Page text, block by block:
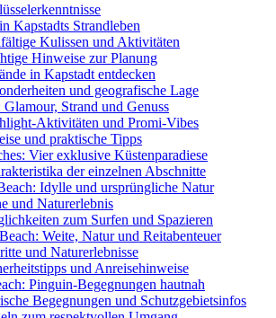
Kapstadts Strandleben
Kulissen und Aktivitäten
Hinweise zur Planung
in Kapstadt entdecken
und geografische Lage
Strand und Genuss
Aktivitäten und Promi-Vibes
und praktische Tipps
Vier exklusive Küstenparadiese
der einzelnen Abschnitte
Idylle und ursprüngliche Natur
und Naturerlebnis
zum Surfen und Spazieren
Weite, Natur und Reitabenteuer
und Naturerlebnisse
und Anreisehinweise
Pinguin-Begegnungen hautnah
Begegnungen und Schutzgebietsinfos